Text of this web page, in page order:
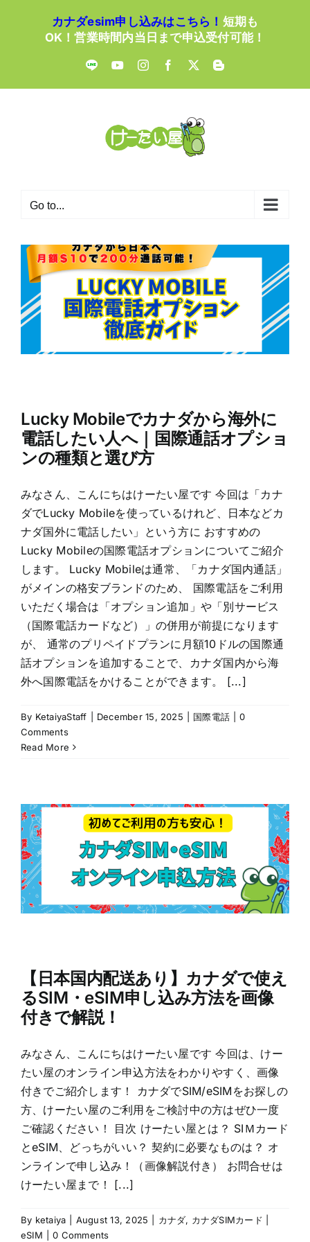
カナダesim申し込みはこちら！ 短期も
OK！営業時間内当日まで申込受付可能！
LINE YouTubeInstagramFacebook
X Blogger
Go to...
Lucky Mobileでカナダから海外に
電話したい人へ｜国際通話オプショ
ンの種類と選び方
みなさん、こんにちはけーたい屋です 今回は「カナ
ダでLucky Mobileを使っているけれど、日本などカ
ナダ国外に電話したい」という方に おすすめの
Lucky Mobileの国際電話オプションについてご紹介
します。 Lucky Mobileは通常、「カナダ国内通話」
がメインの格安ブランドのため、 国際電話をご利用
いただく場合は「オプション追加」や「別サービス
（国際電話カードなど）」の併用が前提になります
が、 通常のプリペイドプランに月額10ドルの国際通
話オプションを追加することで、カナダ国内から海
外へ国際電話をかけることができます。 [...]
By KetaiyaStaff December 15, 2025 国際電話
0
Comments
Read More
【日本国内配送あり】カナダで使え
るSIM・eSIM申し込み方法を画像
付きで解説！
みなさん、こんにちはけーたい屋です 今回は、けー
たい屋のオンライン申込方法をわかりやすく、画像
付きでご紹介します！ カナダでSIM/eSIMをお探しの
方、けーたい屋のご利用をご検討中の方はぜひ一度
ご確認ください！ 目次 けーたい屋とは？ SIＭカード
とeSIM、どっちがいい？ 契約に必要なものは？ オ
ンラインで申し込み！（画像解説付き） お問合せは
けーたい屋まで！ [...]
By ketaiya August 13, 2025 カナダ, カナダSIMカード |
eSIM
0 Comments